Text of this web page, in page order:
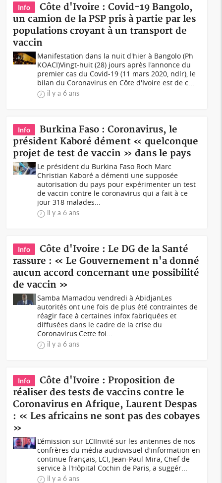
Info
Côte d'Ivoire : Covid-19 Bangolo,
un camion de la PSP pris à partie par les
populations croyant à un transport de
vaccin
Manifestation dans la nuit d'hier à Bangolo (Ph
KOACI)Vingt-huit (28) jours après l'annonce du
premier cas du Covid-19 (11 mars 2020, ndlr), le
bilan du Coronavirus en Côte d'Ivoire est de c...
il y a 6 ans
Info
Burkina Faso : Coronavirus, le
président Kaboré dément « quelconque
projet de test de vaccin » dans le pays
Le président du Burkina Faso Roch Marc
Christian Kaboré a démenti une supposée
autorisation du pays pour expérimenter un test
de vaccin contre le coronavirus qui a fait à ce
jour 318 malades...
il y a 6 ans
Info
Côte d'Ivoire : Le DG de la Santé
rassure : « Le Gouvernement n'a donné
aucun accord concernant une possibilité
de vaccin »
Samba Mamadou vendredi à AbidjanLes
autorités ont une fois de plus été contraintes de
réagir face à certaines infox fabriquées et
diffusées dans le cadre de la crise du
Coronavirus.Cette foi...
il y a 6 ans
Info
Côte d'Ivoire : Proposition de
réaliser des tests de vaccins contre le
Coronavirus en Afrique, Laurent Despas
: « Les africains ne sont pas des cobayes
»
L’émission sur LCIInvité sur les antennes de nos
confrères du média audiovisuel d'information en
continue français, LCI, Jean-Paul Mira, Chef de
service à l'Hôpital Cochin de Paris, a suggér...
il y a 6 ans